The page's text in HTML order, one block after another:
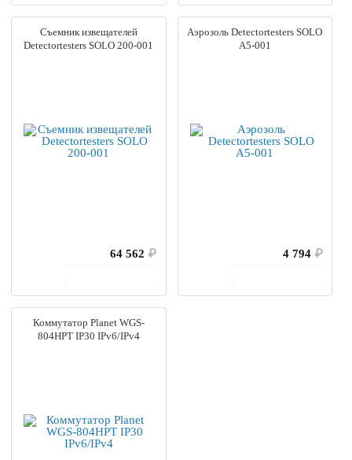
Съемник извещателей
Detectortesters SOLO 200-001
64 562 ₽
Аэрозоль Detectortesters SOLO
A5-001
4 794 ₽
Коммутатор Planet WGS-
804HPT IP30 IPv6/IPv4